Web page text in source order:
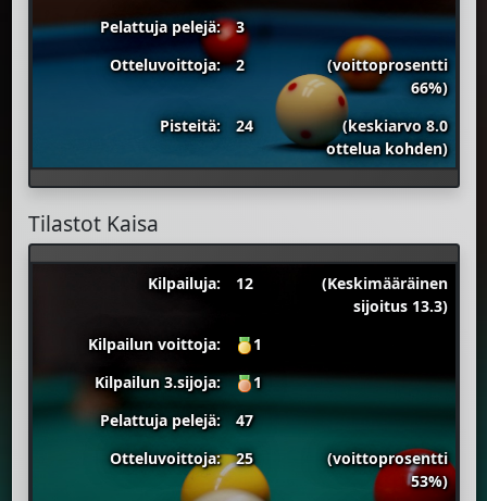
Pelattuja pelejä:
3
Otteluvoittoja:
2
(voittoprosentti
66%)
Pisteitä:
24
(keskiarvo 8.0
ottelua kohden)
Tilastot Kaisa
Kilpailuja: 12
(Keskimääräinen
sijoitus 13.3)
Kilpailun voittoja:
1
Kilpailun 3.sijoja:
1
Pelattuja pelejä:
47
Otteluvoittoja:
25
(voittoprosentti
53%)